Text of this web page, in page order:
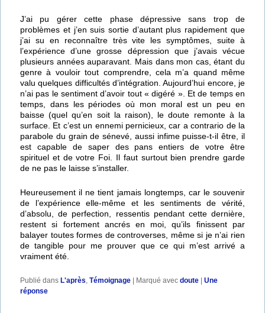
J’ai pu gérer cette phase dépressive sans trop de
problèmes et j’en suis sortie d’autant plus rapidement que
j’ai su en reconnaître très vite les symptômes, suite à
l’expérience d’une grosse dépression que j’avais vécue
plusieurs années auparavant. Mais dans mon cas, étant du
genre à vouloir tout comprendre, cela m’a quand même
valu quelques difficultés d’intégration. Aujourd’hui encore, je
n’ai pas le sentiment d’avoir tout « digéré ». Et de temps en
temps, dans les périodes où mon moral est un peu en
baisse (quel qu’en soit la raison), le doute remonte à la
surface. Et c’est un ennemi pernicieux, car a contrario de la
parabole du grain de sénevé, aussi infime puisse-t-il être, il
est capable de saper des pans entiers de votre être
spirituel et de votre Foi. Il faut surtout bien prendre garde
de ne pas le laisse s’installer.
Heureusement il ne tient jamais longtemps, car le souvenir
de l’expérience elle-même et les sentiments de vérité,
d’absolu, de perfection, ressentis pendant cette dernière,
restent si fortement ancrés en moi, qu’ils finissent par
balayer toutes formes de controverses, même si je n’ai rien
de tangible pour me prouver que ce qui m’est arrivé a
vraiment été.
Publié dans L'après,Témoignage Marqué avec doute |Une
réponse